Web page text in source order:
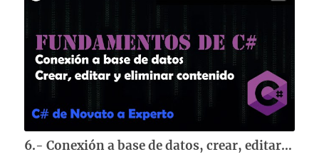
6.- Conexión a base de datos, crear, editar y eliminar contenido | Curso de fundamentos de C#